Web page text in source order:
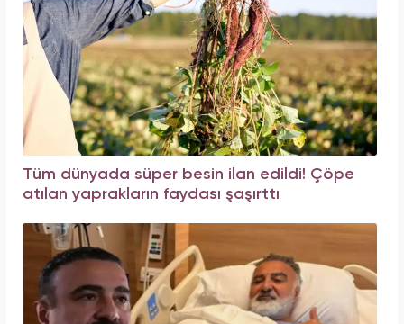
Tüm dünyada süper besin ilan edildi! Çöpe
atılan yaprakların faydası şaşırttı